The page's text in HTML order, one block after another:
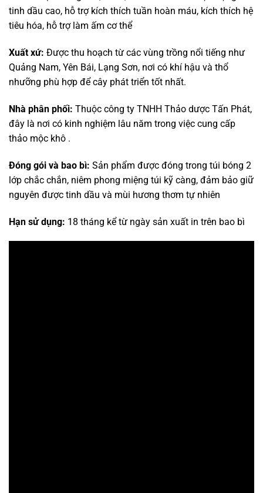
tinh dầu cao, hỗ trợ kích thích tuần hoàn máu, kích thích hệ
tiêu hóa, hỗ trợ làm ấm cơ thể
Xuất xứ: Được thu hoạch từ các vùng trồng nổi tiếng như
Quảng Nam, Yên Bái, Lạng Sơn, nơi có khí hậu và thổ
nhưỡng phù hợp để cây phát triển tốt nhất.
Nhà phân phối: Thuộc công ty TNHH Thảo dược Tấn Phát,
đây là nơi có kinh nghiệm lâu năm trong việc cung cấp
thảo mộc khô .
Đóng gói và bao bì: Sản phẩm được đóng trong túi bóng 2
lớp chắc chắn, niêm phong miệng túi kỹ càng, đảm bảo giữ
nguyên được tinh dầu và mùi hương thơm tự nhiên
Hạn sử dụng: 18 tháng kể từ ngày sản xuất in trên bao bì